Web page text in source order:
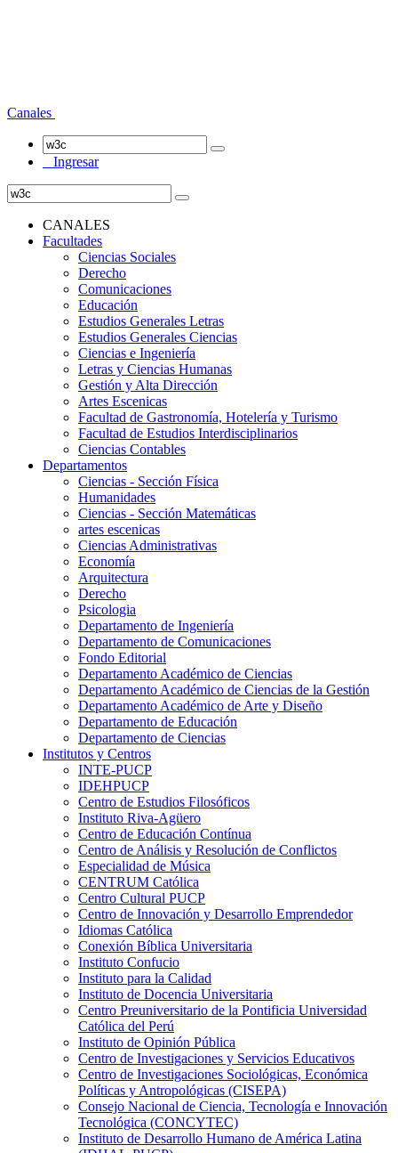
Canales
Ingresar
CANALES
Facultades
Ciencias Sociales
Derecho
Comunicaciones
Educación
Estudios Generales Letras
Estudios Generales Ciencias
Ciencias e Ingeniería
Letras y Ciencias Humanas
Gestión y Alta Dirección
Artes Escenicas
Facultad de Gastronomía, Hotelería y Turismo
Facultad de Estudios Interdisciplinarios
Ciencias Contables
Departamentos
Ciencias - Sección Física
Humanidades
Ciencias - Sección Matemáticas
artes escenicas
Ciencias Administrativas
Economía
Arquitectura
Derecho
Psicologia
Departamento de Ingeniería
Departamento de Comunicaciones
Fondo Editorial
Departamento Académico de Ciencias
Departamento Académico de Ciencias de la Gestión
Departamento Académico de Arte y Diseño
Departamento de Educación
Departamento de Ciencias
Institutos y Centros
INTE-PUCP
IDEHPUCP
Centro de Estudios Filosóficos
Instituto Riva-Agüero
Centro de Educación Contínua
Centro de Análisis y Resolución de Conflictos
Especialidad de Música
CENTRUM Católica
Centro Cultural PUCP
Centro de Innovación y Desarrollo Emprendedor
Idiomas Católica
Conexión Bíblica Universitaria
Instituto Confucio
Instituto para la Calidad
Instituto de Docencia Universitaria
Centro Preuniversitario de la Pontificia Universidad
Católica del Perú
Instituto de Opinión Pública
Centro de Investigaciones y Servicios Educativos
Centro de Investigaciones Sociológicas, Económica
Políticas y Antropológicas (CISEPA)
Consejo Nacional de Ciencia, Tecnología e Innovación
Tecnológica (CONCYTEC)
Instituto de Desarrollo Humano de América Latina